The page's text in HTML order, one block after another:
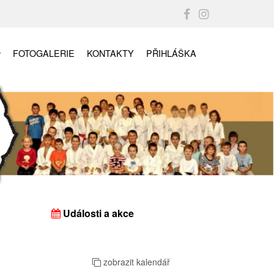
FOTOGALERIE KONTAKTY PŘIHLÁŠKA
Události a akce
zobrazit kalendář